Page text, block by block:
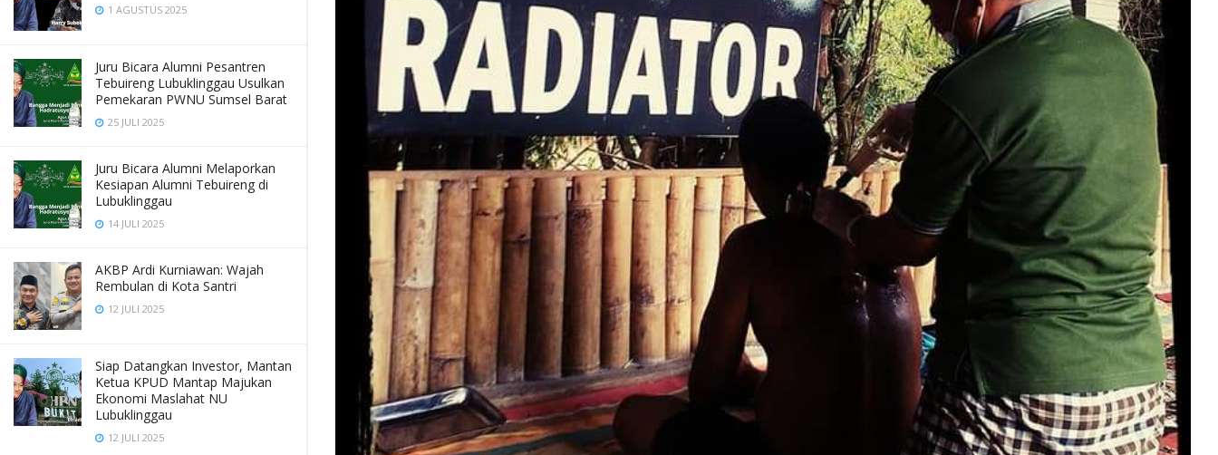
1 AGUSTUS 2025
Juru Bicara Alumni Pesantren
Tebuireng Lubuklinggau Usulkan
Pemekaran PWNU Sumsel Barat
25 JULI 2025
Juru Bicara Alumni Melaporkan
Kesiapan Alumni Tebuireng di
Lubuklinggau
14 JULI 2025
AKBP Ardi Kurniawan: Wajah
Rembulan di Kota Santri
12 JULI 2025
Siap Datangkan Investor, Mantan
Ketua KPUD Mantap Majukan
Ekonomi Maslahat NU
Lubuklinggau
12 JULI 2025